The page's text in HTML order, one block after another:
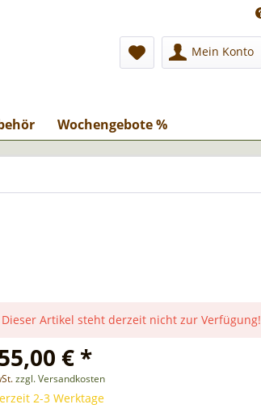
Mein Konto
Wochengebote %
Dieser Artikel steht derzeit nicht zur Verfügung!
€ *
zzgl. Versandkosten
2-3 Werktage